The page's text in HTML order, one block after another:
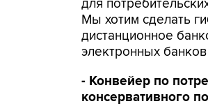
для
Мы хотим сделать
дистанционное
электронных
- Конвейер по
консервативного